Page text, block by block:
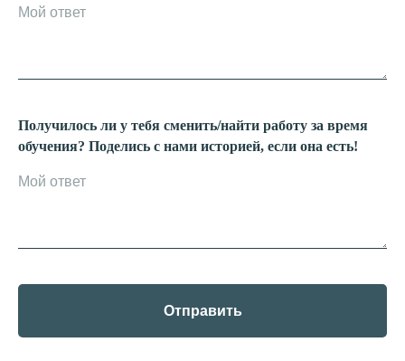
Получилось ли у тебя сменить/найти работу за время
обучения? Поделись с нами историей, если она есть!
Отправить